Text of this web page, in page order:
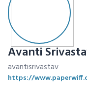
Avanti
avantisrivastav
https://